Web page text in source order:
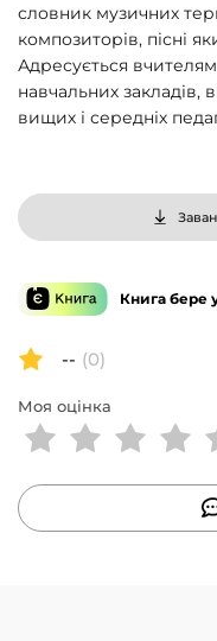
словник музичних
композиторів, пісні
Адресується
навчальних закладів,
вищих і середніх
Книга бере
-- (0)
Моя оцінка